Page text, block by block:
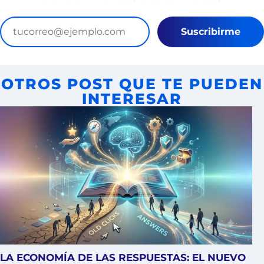
Suscribirme
OTROS POST QUE TE PUEDEN
INTERESAR
LA ECONOMÍA DE LAS RESPUESTAS: EL NUEVO